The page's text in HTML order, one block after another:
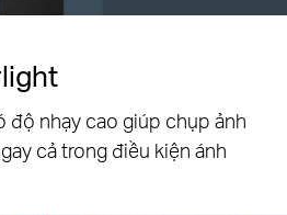
độ nhạy cao giúp chụp ảnh
cả trong điều kiện ánh